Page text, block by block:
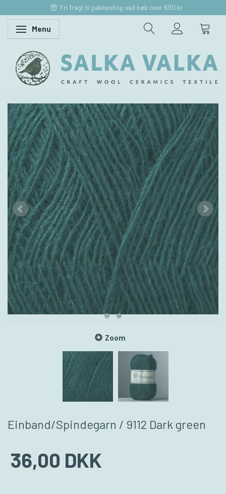
Fri fragt til pakkeshop ved køb over 600 kr
Skifte navigation
Menu
Zoom
Einband/Spindegarn / 9112 Dark green
36,00 DKK